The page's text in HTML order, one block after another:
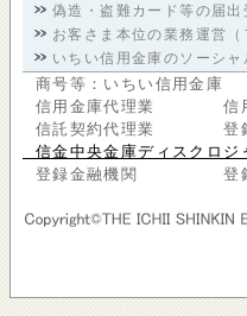
偽造・盗難カード等の届出
お客さま本位の業務運営
いちい信用金庫のソーシ
商号等：いちい信用金
信用金庫代理業 信用金
信託契約代理業 登録番
信金中央金庫ディスク
登録金融機関 登録番